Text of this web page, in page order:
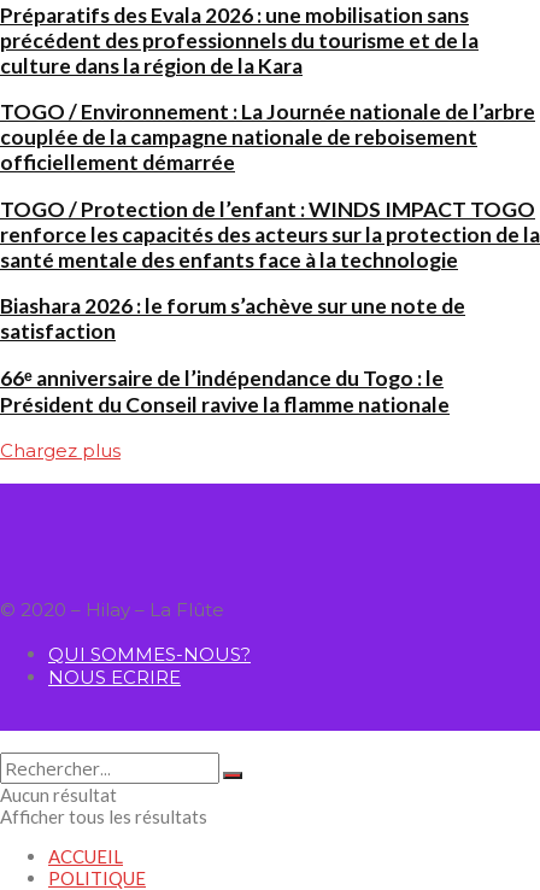
Préparatifs des Evala 2026 : une mobilisation sans
précédent des professionnels du tourisme et de la
culture dans la région de la Kara
TOGO / Environnement : La Journée nationale de l’arbre
couplée de la campagne nationale de reboisement
officiellement démarrée
TOGO / Protection de l’enfant : WINDS IMPACT TOGO
renforce les capacités des acteurs sur la protection de la
santé mentale des enfants face à la technologie
Biashara 2026 : le forum s’achève sur une note de
satisfaction
66ᵉ anniversaire de l’indépendance du Togo : le
Président du Conseil ravive la flamme nationale
Chargez plus
© 2020 – Hilay – La Flûte
QUI SOMMES-NOUS?
NOUS ECRIRE
Aucun résultat
Afficher tous les résultats
ACCUEIL
POLITIQUE